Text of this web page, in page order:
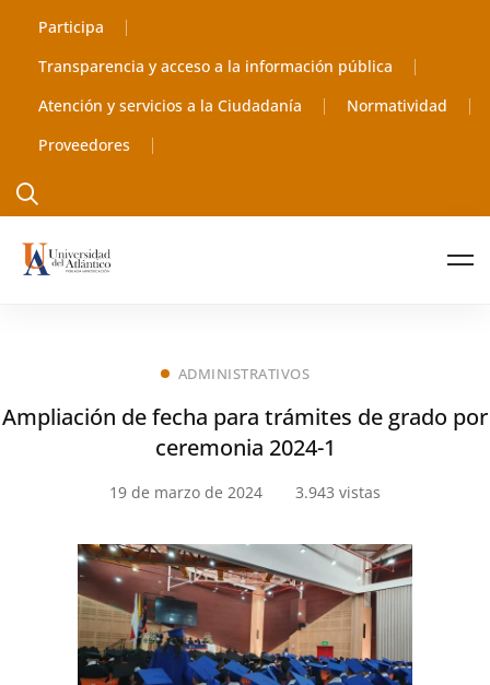
Participa
Transparencia y acceso a la información pública
Atención y servicios a la Ciudadanía
Normatividad
Proveedores
ADMINISTRATIVOS
Ampliación de fecha para trámites de grado por
ceremonia 2024-1
19 de marzo de 2024 3.943 vistas